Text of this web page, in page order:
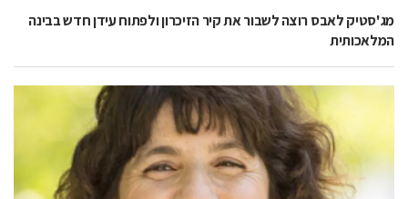
מג'סטיק לאבס רוצה לשבור את קיר הזיכרון ולפתוח עידן חדש בבינה
המלאכותית